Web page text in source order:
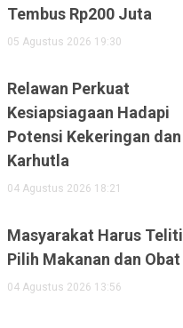
Tembus Rp200 Juta
05 Agustus 2026 19:30
Relawan Perkuat
Kesiapsiagaan Hadapi
Potensi Kekeringan dan
Karhutla
04 Agustus 2026 18:21
Masyarakat Harus Teliti
Pilih Makanan dan Obat
04 Agustus 2026 13:56